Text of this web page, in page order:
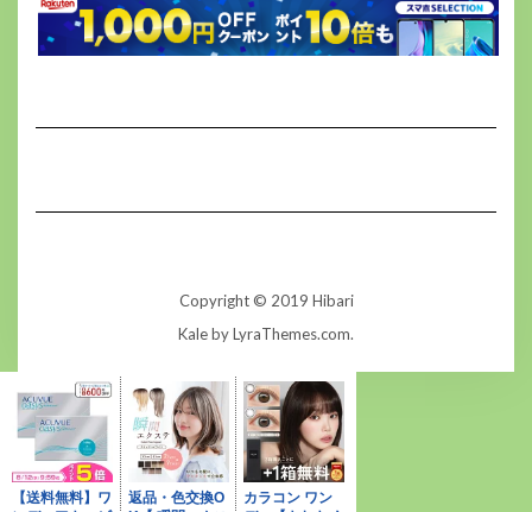
Copyright © 2019 Hibari
Kaleby LyraThemes.com.